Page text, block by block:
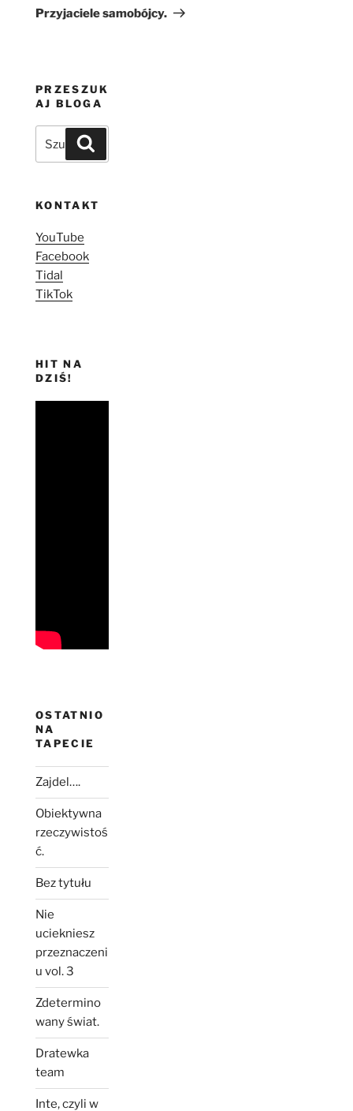
wpis
Przyjaciele samobójcy.
PRZESZUK
AJ BLOGA
Szukaj:
KONTAKT
YouTube
Facebook
Tidal
TikTok
HIT NA
DZIŚ!
OSTATNIO
NA
TAPECIE
Zajdel….
Obiektywna
rzeczywistoś
ć.
Bez tytułu
Nie
uciekniesz
przeznaczeni
u vol. 3
Zdetermino
wany świat.
Dratewka
team
Inte, czyli w